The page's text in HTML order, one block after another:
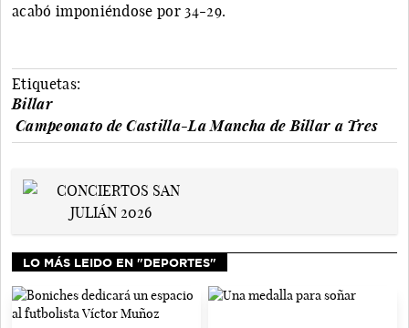
acabó imponiéndose por 34-29.
Etiquetas:
Billar
Campeonato de Castilla-La Mancha de Billar a Tres
LO MÁS LEIDO EN "DEPORTES"